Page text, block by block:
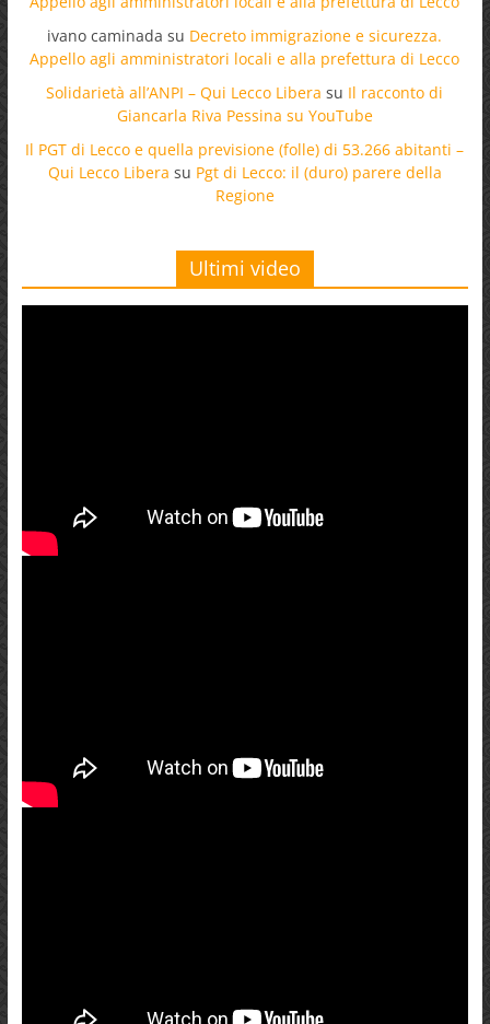
ivano caminada su Decreto immigrazione e sicurezza.
Appello agli amministratori locali e alla prefettura di Lecco
Solidarietà all’ANPI – Qui Lecco Libera su Il racconto di
Giancarla Riva Pessina su YouTube
Il PGT di Lecco e quella previsione (folle) di 53.266 abitanti –
Qui Lecco Libera su Pgt di Lecco: il (duro) parere della
Regione
Ultimi video